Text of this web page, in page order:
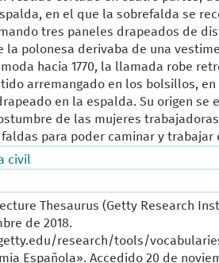
en el que la sobrefalda se
tres paneles drapeados de
la polonesa derivaba de una
hacia 1770, la llamada robe
arremangado en los bolsillos, en
en la espalda. Su origen se
de las mujeres
faldas para poder caminar y trabajar
civil
Thesaurus (Getty Research
de 2018.
research/tools/
Española». Accedido 20 de